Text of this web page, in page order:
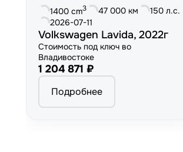
1400 cm3 47 000 км
150 л.с.
2026-07-11
Volkswagen Lavida, 2022г
Стоимость под ключ во
Владивостоке
1 204 871 ₽
Подробнее